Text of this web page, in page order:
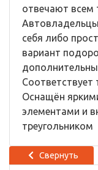
Свернуть
отвечают
себя либо
вариант
Оснащён
элементами и
треугольником